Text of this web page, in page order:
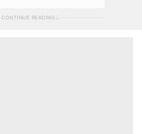
CONTINUE READING